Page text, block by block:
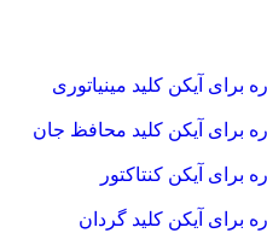
کلید مینیاتوری
کلید محافظ جان
کنتاکتور
کلید گردان